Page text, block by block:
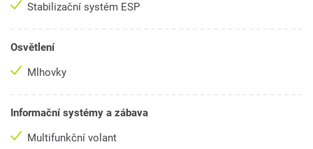
Stabilizační systém ESP
Osvětlení
Mlhovky
Informační systémy a zábava
Multifunkční volant